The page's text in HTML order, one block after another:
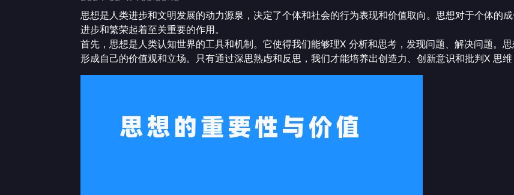
思想是人类进步和文明发展的动力源泉，决定了个体和社会的行为表现和价值取向。思想对于个体的
进步和繁荣起着至关重要的作用。
首先，思想是人类认知世界的工具和机制。它使得我们能够理X 分析和思考，发现问题、解决问题。
形成自己的价值观和立场。只有通过深思熟虑和反思，我们才能培养出创造力、创新意识和批判X 思维